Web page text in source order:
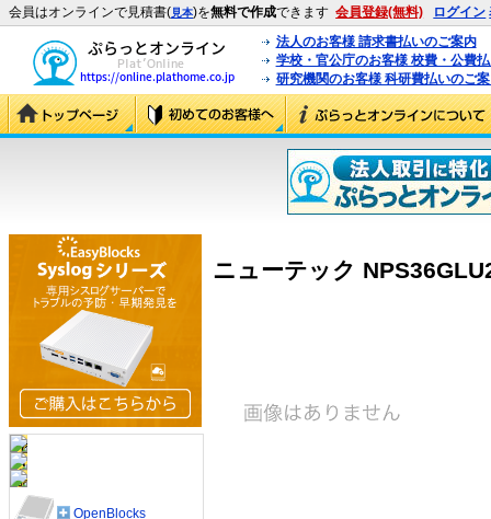
会員はオンラインで見積書(見本)を無料で作成できます 会員登録(無料) ログイン
法人のお客様 請求書払いのご案内
学校・官公庁のお客様 校費・公費
研究機関のお客様 科研費払いのご
ニューテック
OpenBlocks